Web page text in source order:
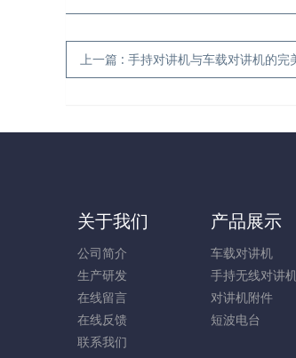
上一篇 : 手持对讲机与车载对讲机的完美搭配：远
关于我们
公司简介
生产研发
在线留言
在线反馈
联系我们
产品展示
车载对讲机
手持无线对讲
对讲机附件
短波电台